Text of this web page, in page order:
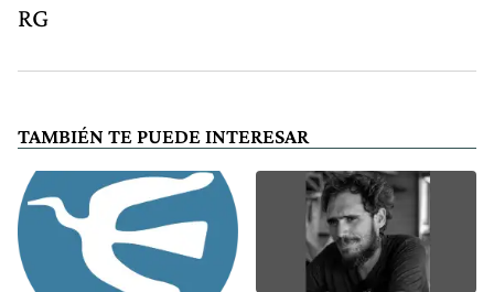
RG
TAMBIÉN TE PUEDE INTERESAR